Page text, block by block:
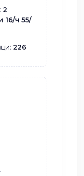
2
16/ч 55/
226